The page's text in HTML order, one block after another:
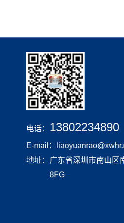
电话： 13802234890
E-mail：
地址： 广东省深圳市南山区
8FG